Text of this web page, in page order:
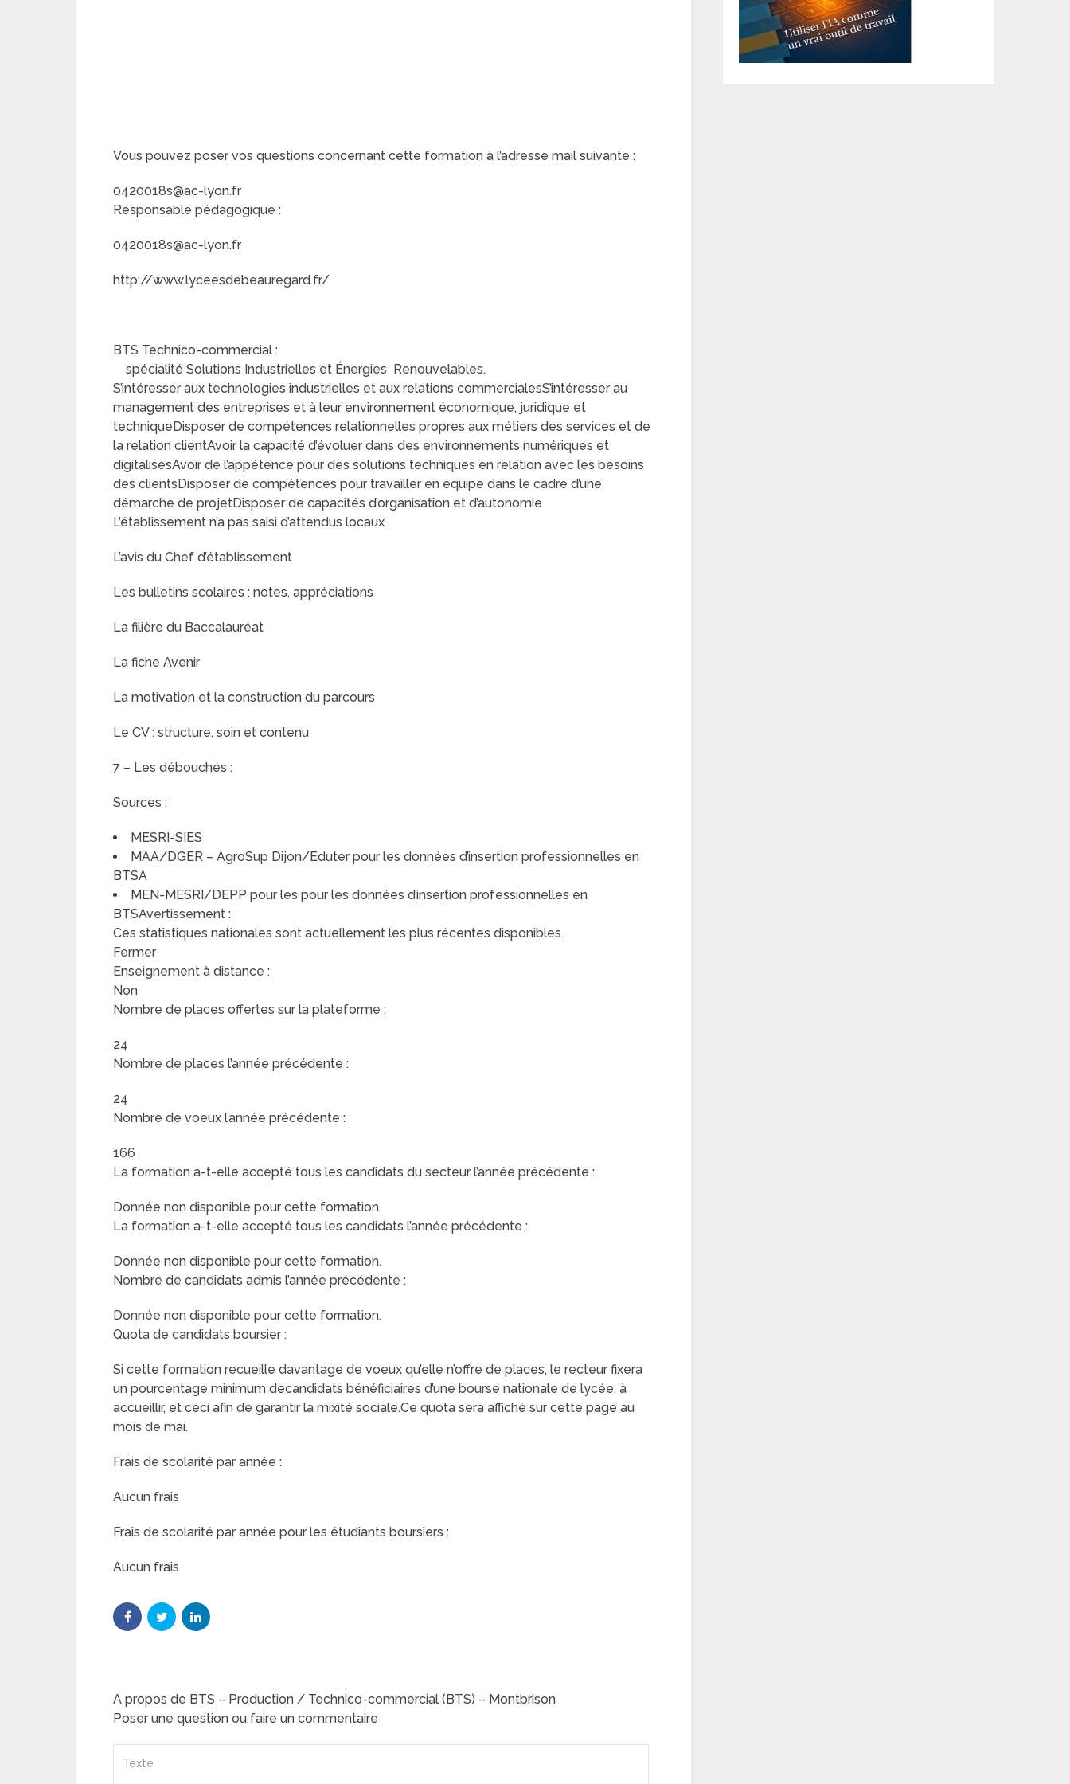
Vous pouvez poser vos questions concernant cette formation à l’adresse mail suivante :
0420018s@ac-lyon.fr
Responsable pédagogique :
0420018s@ac-lyon.fr
http://www.lyceesdebeauregard.fr/
BTS Technico-commercial :
spécialité Solutions Industrielles et Énergies Renouvelables.
S’intéresser aux technologies industrielles et aux relations commercialesS’intéresser au
management des entreprises et à leur environnement économique, juridique et
techniqueDisposer de compétences relationnelles propres aux métiers des services et de
la relation clientAvoir la capacité d’évoluer dans des environnements numériques et
digitalisésAvoir de l’appétence pour des solutions techniques en relation avec les besoins
des clientsDisposer de compétences pour travailler en équipe dans le cadre d’une
démarche de projetDisposer de capacités d’organisation et d’autonomie
L’établissement n’a pas saisi d’attendus locaux
L’avis du Chef d’établissement
Les bulletins scolaires : notes, appréciations
La filière du Baccalauréat
La fiche Avenir
La motivation et la construction du parcours
Le CV : structure, soin et contenu
7 – Les débouchés :
Sources :
MESRI-SIES
MAA/DGER – AgroSup Dijon/Eduter pour les données d’insertion professionnelles en
BTSA
MEN-MESRI/DEPP pour les pour les données d’insertion professionnelles en
BTSAvertissement :
Ces statistiques nationales sont actuellement les plus récentes disponibles.
Fermer
Enseignement à distance :
Non
Nombre de places offertes sur la plateforme :
24
Nombre de places l’année précédente :
24
Nombre de voeux l’année précédente :
166
La formation a-t-elle accepté tous les candidats du secteur l’année précédente :
Donnée non disponible pour cette formation.
La formation a-t-elle accepté tous les candidats l’année précédente :
Donnée non disponible pour cette formation.
Nombre de candidats admis l’année précédente :
Donnée non disponible pour cette formation.
Quota de candidats boursier :
Si cette formation recueille davantage de voeux qu’elle n’offre de places, le recteur fixera
un pourcentage minimum decandidats bénéficiaires d’une bourse nationale de lycée, à
accueillir, et ceci afin de garantir la mixité sociale.Ce quota sera affiché sur cette page au
mois de mai.
Frais de scolarité par année :
Aucun frais
Frais de scolarité par année pour les étudiants boursiers :
Aucun frais
A propos de BTS – Production / Technico-commercial (BTS) – Montbrison
Poser une question ou faire un commentaire